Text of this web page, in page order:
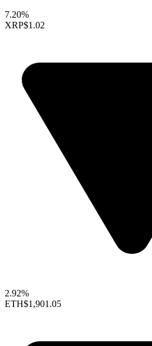
7.20%
XRP$1.02
2.92%
ETH$1,901.05